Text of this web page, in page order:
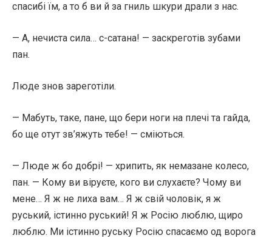
спасибі їм, а то б ви й за гниль шкури драли з нас.
— А, нечиста сила… с-сатана! — заскреготів зубами
пан.
Люде знов зареготіли.
— Мабуть, таке, пане, що бери ноги на плечі та гайда,
бо ще отут зв’яжуть тебе! — сміються.
— Люде ж бо добрі! — хрипить, як немазане колесо,
пан. — Кому ви віруєте, кого ви слухаєте? Чому ви
мене… Я ж не лиха вам… Я ж свій чоловік, я ж
руський, істинно руський! Я ж Росію люблю, щиро
люблю. Ми істинно руську Росію спасаємо од ворога